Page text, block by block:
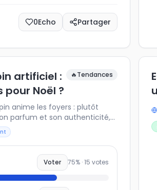
0Echo Partager
artificiel :
Noël ?
🔥Tendances
anime les foyers : plutôt
parfum et son authenticité,
? Partagez votre
se positionnent les autres
les tendances de Noël,
habitudes de décoration.
Voter 75% ·15 votes